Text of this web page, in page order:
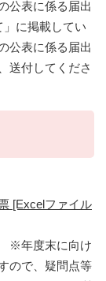
公表に係る届出
に掲載してい
公表に係る届出
送付してくださ
[Excelファイル
向け
ので、疑問点等